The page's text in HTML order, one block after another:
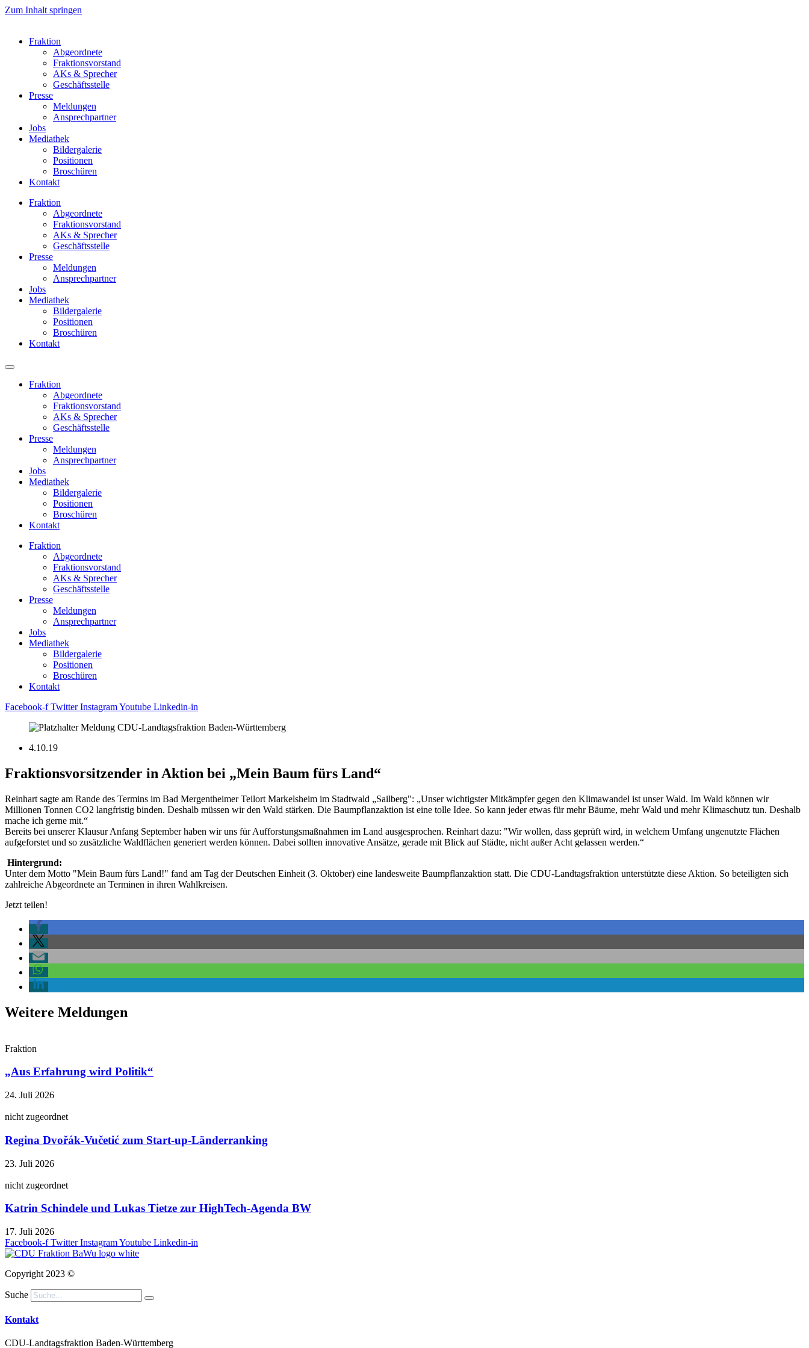
Zum Inhalt springen
Fraktion
Abgeordnete
Fraktions­vorstand
AKs & Sprecher
Geschäftsstelle
Presse
Meldungen
Ansprechpartner
Jobs
Mediathek
Bildergalerie
Positionen
Broschüren
Kontakt
Fraktion
Abgeordnete
Fraktions­vorstand
AKs & Sprecher
Geschäftsstelle
Presse
Meldungen
Ansprechpartner
Jobs
Mediathek
Bildergalerie
Positionen
Broschüren
Kontakt
Fraktion
Abgeordnete
Fraktions­vorstand
AKs & Sprecher
Geschäftsstelle
Presse
Meldungen
Ansprechpartner
Jobs
Mediathek
Bildergalerie
Positionen
Broschüren
Kontakt
Fraktion
Abgeordnete
Fraktions­vorstand
AKs & Sprecher
Geschäftsstelle
Presse
Meldungen
Ansprechpartner
Jobs
Mediathek
Bildergalerie
Positionen
Broschüren
Kontakt
Facebook-f Twitter InstagramYoutube Linkedin-in
4.10.19
Fraktionsvorsitzender in Aktion bei „Mein Baum fürs Land“
Reinhart sagte am Rande des Termins im Bad Mergentheimer Teilort Markelsheim im Stadtwald „Sailberg": „Unser wichtigster Mitkämpfer gegen den Klimawandel ist unser Wald. Im Wald können wir
Millionen Tonnen CO2 langfristig binden. Deshalb müssen wir den Wald stärken. Die Baumpflanzaktion ist eine tolle Idee. So kann jeder etwas für mehr Bäume, mehr Wald und mehr Klimaschutz tun. Deshalb
mache ich gerne mit.“
Bereits bei unserer Klausur Anfang September haben wir uns für Aufforstungsmaßnahmen im Land ausgesprochen. Reinhart dazu: "Wir wollen, dass geprüft wird, in welchem Umfang ungenutzte Flächen
aufgeforstet und so zusätzliche Waldflächen generiert werden können. Dabei sollten innovative Ansätze, gerade mit Blick auf Städte, nicht außer Acht gelassen werden.“
Hintergrund:
Unter dem Motto "Mein Baum fürs Land!" fand am Tag der Deutschen Einheit (3. Oktober) eine landesweite Baumpflanzaktion statt. Die CDU-Landtagsfraktion unterstützte diese Aktion. So beteiligten sich
zahlreiche Abgeordnete an Terminen in ihren Wahlkreisen.
Jetzt teilen!
Weitere Meldungen
Fraktion
„Aus Erfahrung wird Politik“
24. Juli 2026
nicht zugeordnet
Regina Dvořák-Vučetić zum Start-up-Länderranking
23. Juli 2026
nicht zugeordnet
Katrin Schindele und Lukas Tietze zur HighTech-Agenda BW
17. Juli 2026
Facebook-f Twitter InstagramYoutube Linkedin-in
Copyright 2023 ©
Suche
Kontakt
CDU-Landtagsfraktion Baden-Württemberg